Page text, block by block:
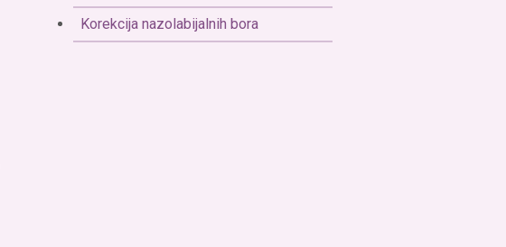
Korekcija nazolabijalnih bora